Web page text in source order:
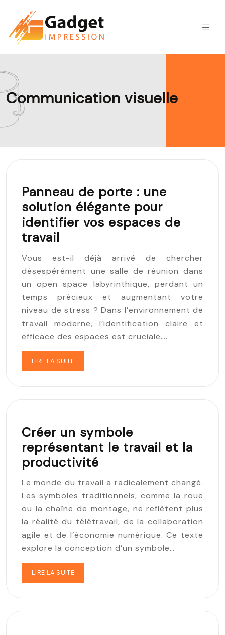
Communication visuelle
Panneau de porte : une
solution élégante pour
identifier vos espaces de
travail
Vous est-il déjà arrivé de chercher
désespérément une salle de réunion dans
un open space labyrinthique, perdant un
temps précieux et augmentant votre
niveau de stress ? Dans l’environnement de
travail moderne, l’identification claire et
efficace des espaces est cruciale….
LIRE LA SUITE
Créer un symbole
représentant le travail et la
productivité
Le monde du travail a radicalement changé.
Les symboles traditionnels, comme la roue
ou la chaîne de montage, ne reflètent plus
la réalité du télétravail, de la collaboration
agile et de l’économie numérique. Ce texte
explore la conception d’un symbole…
LIRE LA SUITE